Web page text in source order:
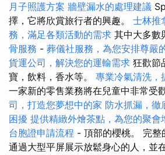
月子照護方案 牆壁漏水的處理建議
擇，它將欣賞旅行者的興趣。 士林推
務，滿足各類活動的需求 其中大多數
骨服務 - 葬儀社服務，為您安排尊嚴
貨運公司，解決您的運輸需求 狂歡節
寶，飲料，香水等。 專業冷氣清洗，
一家新的零售業務將在兒童中非常受
司，打造您夢想中的家 防水抓漏，徹
困擾 提供精緻外燴茶點，為您的聚會
台胞證申請流程 - 頂部的櫻桃。 完整
通過大型平屏展示放鬆身心的人，並